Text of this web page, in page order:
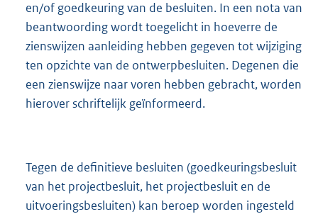
en/of goedkeuring van de besluiten. In een nota van
beantwoording wordt toegelicht in hoeverre de
zienswijzen aanleiding hebben gegeven tot wijziging
ten opzichte van de ontwerpbesluiten. Degenen die
een zienswijze naar voren hebben gebracht, worden
hierover schriftelijk geïnformeerd.
Tegen de definitieve besluiten (goedkeuringsbesluit
van het projectbesluit, het projectbesluit en de
uitvoeringsbesluiten) kan beroep worden ingesteld